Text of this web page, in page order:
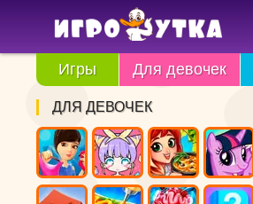
Игры Для девочек
ДЛЯ ДЕВОЧЕК